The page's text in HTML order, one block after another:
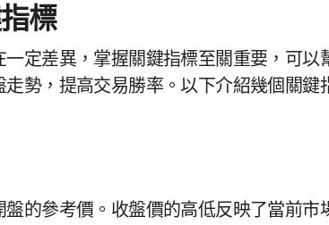
標
定差異，掌握關鍵指標至關重要，可以
勢，提高交易勝率。以下介紹幾個關鍵
的參考價。收盤價的高低反映了當前市